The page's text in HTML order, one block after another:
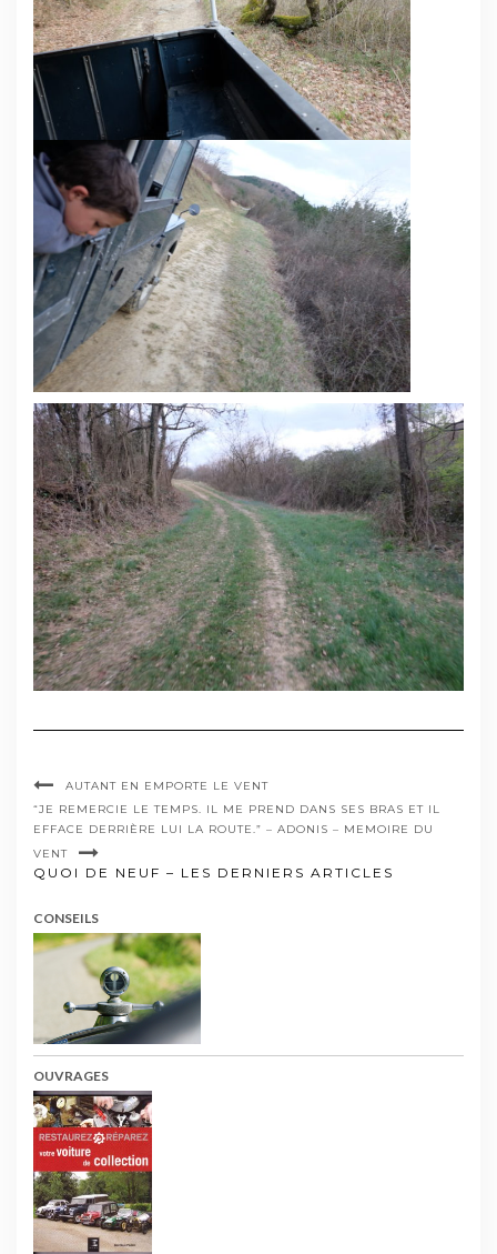
AUTANT EN EMPORTE LE VENT
“JE REMERCIE LE TEMPS. IL ME PREND DANS SES BRAS ET IL
EFFACE DERRIÈRE LUI LA ROUTE.” – ADONIS – MEMOIRE DU
VENT
QUOI DE NEUF – LES DERNIERS ARTICLES
CONSEILS
OUVRAGES